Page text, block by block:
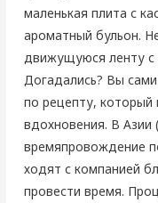
маленькая плита с
ароматный бульон.
движущуюся ленту с
Догадались? Вы
по рецепту, который
вдохновения. В Азии
времяпровождение
ходят с компанией
провести время.